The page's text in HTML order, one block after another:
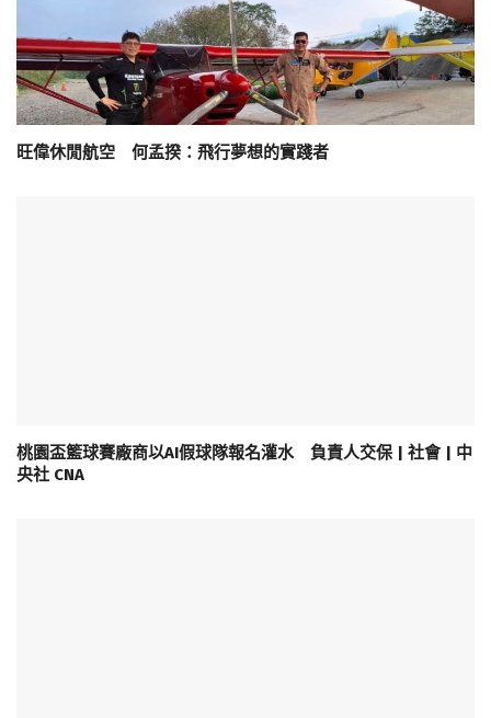
旺偉休閒航空 何孟揆：飛行夢想的實踐者
桃園盃籃球賽廠商以AI假球隊報名灌水 負責人交保 | 社會 | 中
央社 CNA